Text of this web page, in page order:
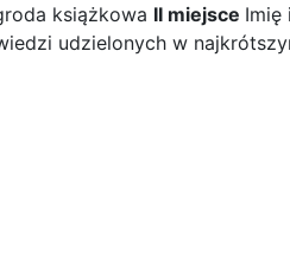
książkowa II miejsce Imię
udzielonych w